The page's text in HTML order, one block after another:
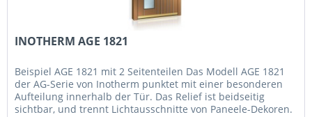
INOTHERM AGE 1821
Beispiel AGE 1821 mit 2 Seitenteilen Das Modell AGE 1821
der AG-Serie von Inotherm punktet mit einer besonderen
Aufteilung innerhalb der Tür. Das Relief ist beidseitig
sichtbar, und trennt Lichtausschnitte von Paneele-Dekoren.